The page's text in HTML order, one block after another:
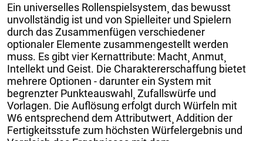
Ein universelles Rollenspielsystem¸ das bewusst
unvollständig ist und von Spielleiter und Spielern
durch das Zusammenfügen verschiedener
optionaler Elemente zusammengestellt werden
muss. Es gibt vier Kernattribute: Macht¸ Anmut¸
Intellekt und Geist. Die Charaktererschaffung bietet
mehrere Optionen - darunter ein System mit
begrenzter Punkteauswahl¸ Zufallswürfe und
Vorlagen. Die Auflösung erfolgt durch Würfeln mit
W6 entsprechend dem Attributwert¸ Addition der
Fertigkeitsstufe zum höchsten Würfelergebnis und